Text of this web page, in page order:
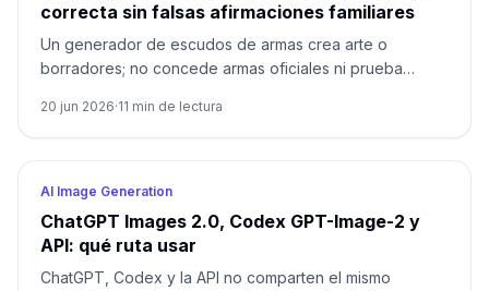
correcta sin falsas afirmaciones familiares
Un generador de escudos de armas crea arte o
borradores; no concede armas oficiales ni prueba
20 jun 2026·11 min de lectura
AI Image Generation
ChatGPT Images 2.0, Codex GPT-Image-2 y
API: qué ruta usar
ChatGPT, Codex y la API no comparten el mismo